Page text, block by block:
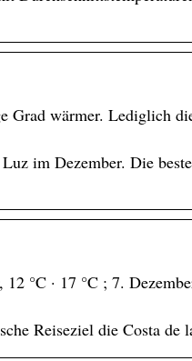
Grad wärmer. Lediglich
im Dezember. Die
°C · 17 °C ; 7.
Reiseziel die Costa de